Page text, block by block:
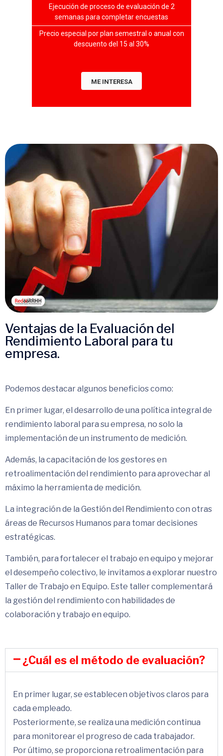
Ejecución de proceso de evaluación de 2
semanas para completar encuestas
Precio especial por plan semestral o anual con
descuento del 15 al 30%
ME INTERESA
Ventajas de la Evaluación del
Rendimiento Laboral para tu
empresa.
Podemos destacar algunos beneficios como:
En primer lugar, el desarrollo de una política integral de
rendimiento laboral para su empresa, no solo la
implementación de un instrumento de medición.
Además, la capacitación de los gestores en
retroalimentación del rendimiento para aprovechar al
máximo la herramienta de medición.
La integración de la Gestión del Rendimiento con otras
áreas de Recursos Humanos para tomar decisiones
estratégicas.
También, para fortalecer el trabajo en equipo y mejorar
el desempeño colectivo, le invitamos a explorar nuestro
Taller de Trabajo en Equipo. Este taller complementará
la gestión del rendimiento con habilidades de
colaboración y trabajo en equipo.
¿Cuál es el método de evaluación?
En primer lugar, se establecen objetivos claros para
cada empleado.
Posteriormente, se realiza una medición continua
para monitorear el progreso de cada trabajador.
Por último, se proporciona retroalimentación para